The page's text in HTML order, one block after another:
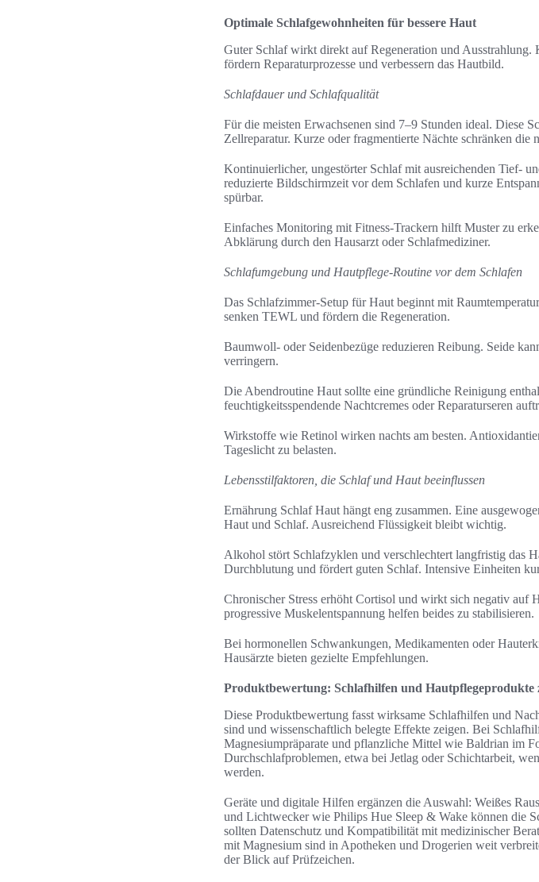
Optimale Schlafgewohnheiten für bessere Haut
Guter Schlaf wirkt direkt auf Regeneration und
fördern Reparaturprozesse und verbessern das Hautbild.
Schlafdauer und Schlafqualität
Für die meisten Erwachsenen sind 7–9 Stunden ideal. Diese
Zellreparatur. Kurze oder fragmentierte Nächte schränken die
Kontinuierlicher, ungestörter Schlaf mit ausreichenden Tief-
reduzierte Bildschirmzeit vor dem Schlafen und kurze
spürbar.
Einfaches Monitoring mit Fitness-Trackern hilft Muster zu
Abklärung durch den Hausarzt oder Schlafmediziner.
Schlafumgebung und Hautpflege-Routine vor dem Schlafen
Das Schlafzimmer-Setup für Haut beginnt mit
senken TEWL und fördern die Regeneration.
Baumwoll- oder Seidenbezüge reduzieren Reibung. Seide
verringern.
Die Abendroutine Haut sollte eine gründliche Reinigung
feuchtigkeitsspendende Nachtcremes oder Reparaturseren
Wirkstoffe wie Retinol wirken nachts am besten.
Tageslicht zu belasten.
Lebensstilfaktoren, die Schlaf und Haut beeinflussen
Ernährung Schlaf Haut hängt eng zusammen. Eine
Haut und Schlaf. Ausreichend Flüssigkeit bleibt wichtig.
Alkohol stört Schlafzyklen und verschlechtert langfristig das
Durchblutung und fördert guten Schlaf. Intensive Einheiten
Chronischer Stress erhöht Cortisol und wirkt sich negativ auf
progressive Muskelentspannung helfen beides zu stabilisieren.
Bei hormonellen Schwankungen, Medikamenten oder
Hausärzte bieten gezielte Empfehlungen.
Produktbewertung: Schlafhilfen und
Diese Produktbewertung fasst wirksame Schlafhilfen und
sind und wissenschaftlich belegte Effekte zeigen. Bei
Magnesiumpräparate und pflanzliche Mittel wie Baldrian im
Durchschlafproblemen, etwa bei Jetlag oder Schichtarbeit,
werden.
Geräte und digitale Hilfen ergänzen die Auswahl: Weißes
und Lichtwecker wie Philips Hue Sleep & Wake können die
sollten Datenschutz und Kompatibilität mit medizinischer
mit Magnesium sind in Apotheken und Drogerien weit
der Blick auf Prüfzeichen.